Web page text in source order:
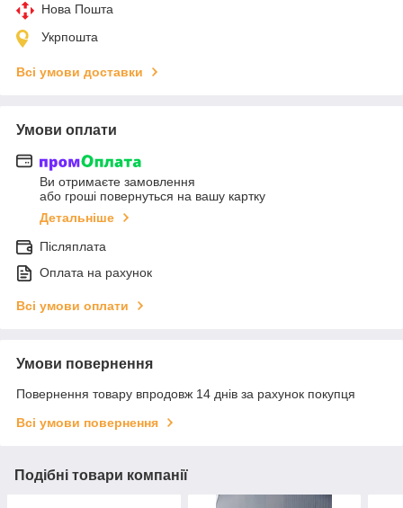
Нова Пошта
Укрпошта
Всі умови доставки
Умови оплати
Ви отримаєте замовлення
або гроші повернуться на вашу картку
Детальніше
Післяплата
Оплата на рахунок
Всі умови оплати
Умови повернення
Повернення товару впродовж 14 днів за рахунок покупця
Всі умови повернення
Подібні товари компанії